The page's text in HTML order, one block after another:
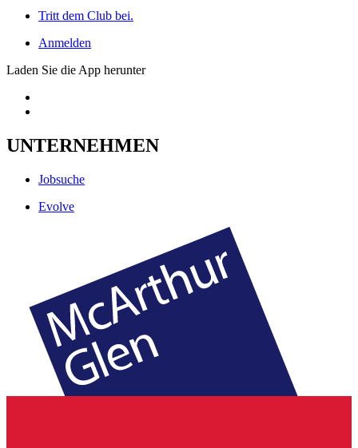
Tritt dem Club bei.
Anmelden
Laden Sie die App herunter
UNTERNEHMEN
Jobsuche
Evolve